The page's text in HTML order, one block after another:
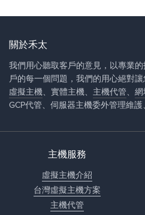
關於禾太
我們用心聽取客戶的意見，以專業
戶的每一個問題，我們的用心絕對
虛擬主機、實體主機、 主機代管、 網
GCP代管、伺服器主機委外管理維護
主機服務
虛擬主機介紹
台灣虛擬主機方案
主機代管